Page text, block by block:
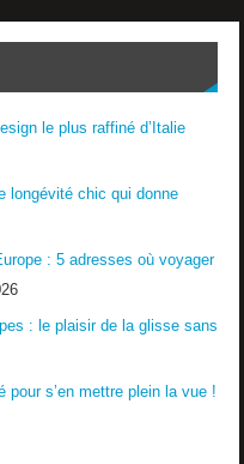
le plus raffiné d’Italie
longévité chic qui donne
: 5 adresses où voyager
: le plaisir de la glisse sans
pour s’en mettre plein la vue !